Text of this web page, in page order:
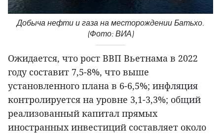
Добыча нефти и газа на месторождении Батьхо.
(Фото: ВИА)
Ожидается, что рост ВВП Вьетнама в 2022
году составит 7,5-8%, что выше
установленного плана в 6-6,5%; инфляция
контролируется на уровне 3,1-3,3%; общий
реализованный капитал прямых
иностранных инвестиций составляет около